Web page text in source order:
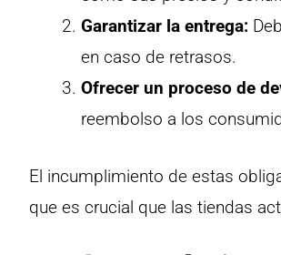
Garantizar la entrega:
en caso de retrasos.
Ofrecer un proceso de
reembolso a los
El incumplimiento de estas
que es crucial que las tiendas